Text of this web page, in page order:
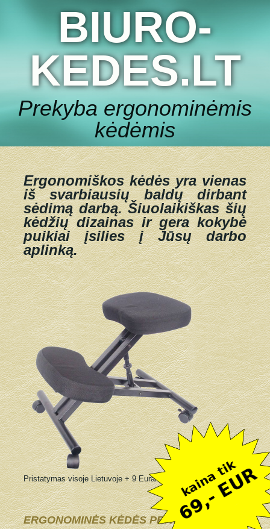
BIURO-
KEDES.LT
Prekyba ergonominėmis
kėdėmis
Ergonomiškos kėdės yra vienas
iš svarbiausių baldų dirbant
sėdimą darbą.Šiuolaikiškas šių
kėdžių dizainas ir gera kokybė
puikiai įsilies į Jūsų darbo
aplinką.
Pristatymas visoje Lietuvoje + 9 Eurai
ERGONOMINĖS KĖDĖS PRIVALUMAI: